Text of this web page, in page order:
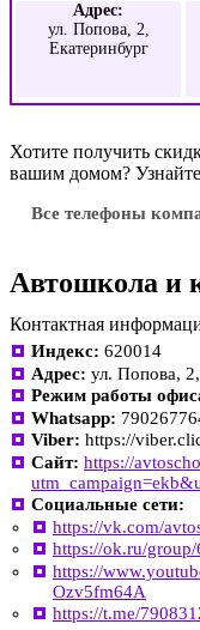
Адрес:
ул. Попова, 2,
Екатеринбург
Хотите получить
вашим домом?
Все телефоны
Автошкола и
Контактная
Индекс: 620014
Адрес: ул. Попова,
Режим работы
Whatsapp:
Viber: https://
Сайт: https://
Социальные сети:
https://vk.com/
https://ok.ru/
https://
Ozv5fm64A
https://t.me/